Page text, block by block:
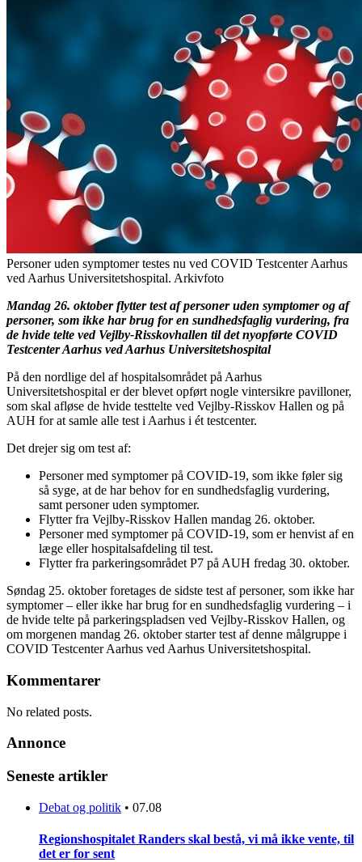
Personer uden symptomer testes nu ved COVID Testcenter Aarhus
ved Aarhus Universitetshospital. Arkivfoto
Mandag 26. oktober flytter test af personer uden symptomer og af
personer, som ikke har brug for en sundhedsfaglig vurdering, fra
de hvide telte ved Vejlby-Risskovhallen til det nyopførte COVID
Testcenter Aarhus ved Aarhus Universitetshospital
På den nordlige del af hospitalsområdet på Aarhus
Universitetshospital er der blevet opført nogle vintersikre pavilloner,
som skal afløse de hvide testtelte ved Vejlby-Risskov Hallen og på
AUH for at samle alle test i Aarhus i ét testcenter.
Det drejer sig om test af:
Personer med symptomer på COVID-19, som ikke føler sig
så syge, at de har behov for en sundhedsfaglig vurdering,
samt personer uden symptomer.
Flytter fra Vejlby-Risskov Hallen mandag 26. oktober.
Personer med symptomer på COVID-19, som er henvist af en
læge eller hospitalsafdeling til test.
Flytter fra parkeringsområdet P7 på AUH fredag 30. oktober.
Søndag 25. oktober foretages de sidste test af personer, som ikke har
symptomer – eller ikke har brug for en sundhedsfaglig vurdering – i
de hvide telte på parkeringspladsen ved Vejlby-Risskov Hallen, og
om morgenen mandag 26. oktober starter test af denne målgruppe i
COVID Testcenter Aarhus ved Aarhus Universitetshospital.
Kommentarer
No related posts.
Annonce
Seneste artikler
Debat og politik • 07.08
Regionshospitalet Randers skal bestå, vi må ikke vente, til
det er for sent